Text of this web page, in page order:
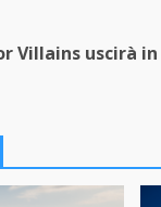
Villains uscirà